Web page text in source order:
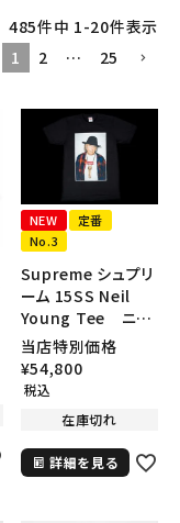
485件中 1-20件表示
1
2 … 25
NEW
定番
No.3
Supreme シュプリ
ーム 15SS Neil
Young Tee ニー
ルヤングTシャツ ブ
ラック
当店特別価格
¥54,800
税込
在庫切れ
詳細を見る